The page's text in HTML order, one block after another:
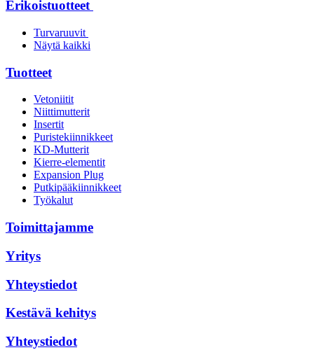
Erikoistuotteet
Turvaruuvit
Näytä kaikki
Tuotteet
Vetoniitit
Niittimutterit
Insertit
Puristekiinnikkeet
KD-Mutterit
Kierre-elementit
Expansion Plug
Putkipääkiinnikkeet
Työkalut
Toimittajamme
Yritys
Yhteystiedot
Kestävä kehitys
Yhteystiedot